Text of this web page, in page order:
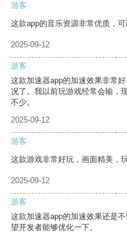
游客
这款app的音乐资源非常优质，
2025-09-12
游客
这款加速器app的加速效果非常
况了。我以前玩游戏经常会输，
不少。
2025-09-12
游客
这款游戏非常好玩，画面精美，
2025-09-12
游客
这款加速器app的加速效果还是
望开发者能够优化一下。